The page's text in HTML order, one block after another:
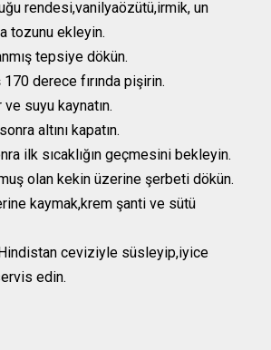
rendesi,vanilyaözütü,irmik, un
tozunu ekleyin.
tepsiye dökün.
170 derece fırında pişirin.
suyu kaynatın.
altını kapatın.
ilk sıcaklığın geçmesini bekleyin.
olan kekin üzerine şerbeti dökün.
kaymak,krem şanti ve sütü
Hindistan ceviziyle süsleyip,iyice
edin.